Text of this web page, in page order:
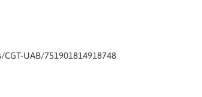
UAB/751901814918748